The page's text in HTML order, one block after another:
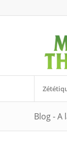
Blog - A